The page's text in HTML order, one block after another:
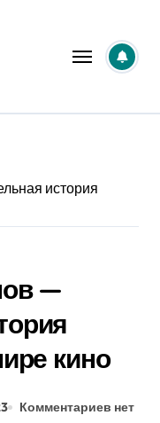
история
—
кино
Комментариев нет